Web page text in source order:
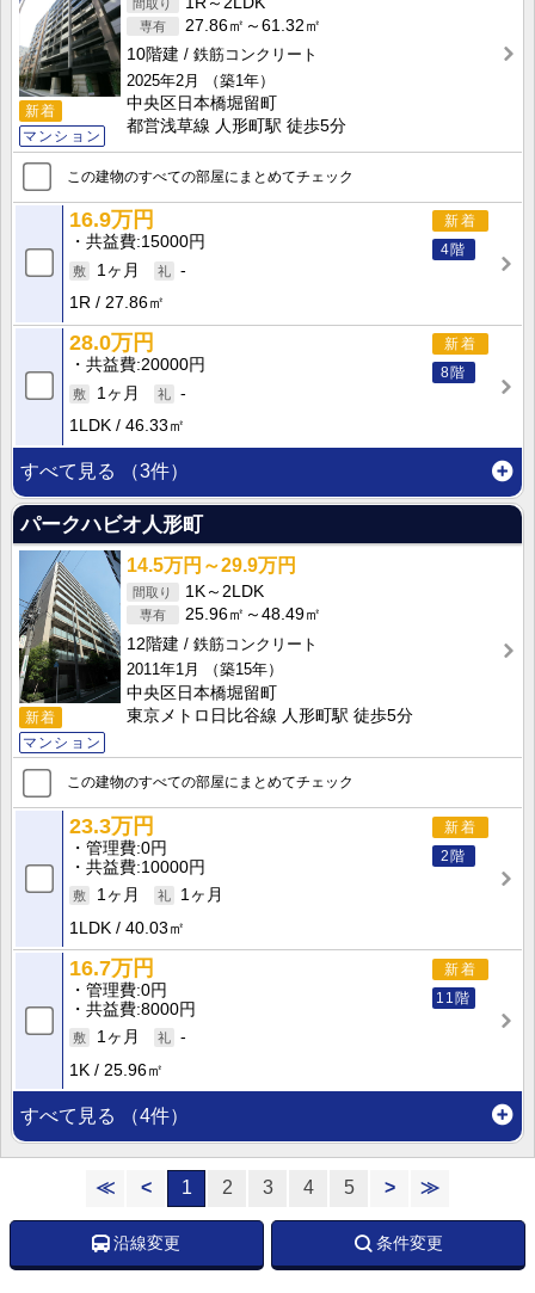
新着
マンション
27.86㎡～61.32㎡
10階建
鉄筋コンクリート
2025年2月
（築1年）
中央区日本橋堀留町
都営浅草線 人形町駅 徒歩5分
この建物のすべての部屋にまとめてチェック
新着
4階
16.9万円
共益費 15000円
1ヶ月
-
1R
27.86㎡
新着
8階
28.0万円
共益費 20000円
1ヶ月
-
1LDK
46.33㎡
すべて見る （3件）
パークハビオ人形町
新着
マンション
14.5万円～29.9万円
1K～2LDK
25.96㎡～48.49㎡
12階建
鉄筋コンクリート
2011年1月
（築15年）
中央区日本橋堀留町
東京メトロ日比谷線 人形町駅 徒歩5分
この建物のすべての部屋にまとめてチェック
新着
2階
23.3万円
管理費 0円
共益費 10000円
1ヶ月
1ヶ月
1LDK
40.03㎡
新着
11階
16.7万円
管理費 0円
共益費 8000円
1ヶ月
-
1K
25.96㎡
すべて見る （4件）
≪ < 1 2 3 4 5 > ≫
沿線変更 条件変更